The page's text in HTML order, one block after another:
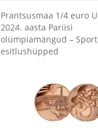
Prantsusmaa 1/4 euro
2024. aasta Pariisi
olümpiamängud –
esitlushüpped